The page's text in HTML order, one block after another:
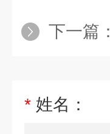
下一篇：
* 姓名：